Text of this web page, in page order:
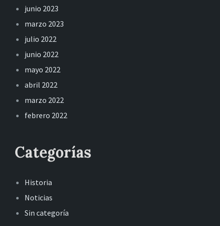
junio 2023
marzo 2023
julio 2022
junio 2022
mayo 2022
abril 2022
marzo 2022
febrero 2022
Categorías
Historia
Noticias
Sin categoría